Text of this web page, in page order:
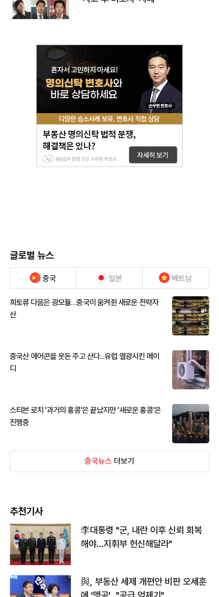
글로벌 뉴스
중국 일본 베트남
희토류 다음은 광모듈…중국이 움켜쥔 새로운 전략자
산
중국산 에어콘을 웃돈 주고 산다...유럽 열광시킨 메이
디
스티븐 로치 '과거의 홍콩'은 끝났지만 '새로운 홍콩'은
진행중
중국뉴스 더보기
추천기사
李대통령 "군, 내란 이후 신뢰 회복
해야…지휘부 헌신해달라"
與, 부동산 세제 개편안 비판 오세훈